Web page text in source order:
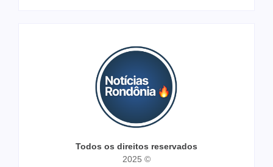
Todos os direitos reservados
2025 ©